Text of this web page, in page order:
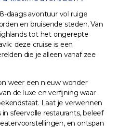
daags avontuur vol ruige
en bruisende steden. Van
tot het ongerepte
deze cruise is een
die je alleen vanaf zee
weer een nieuw wonder
de luxe en verfijning waar
Laat je verwennen
sfeervolle restaurants, beleef
en ontspan